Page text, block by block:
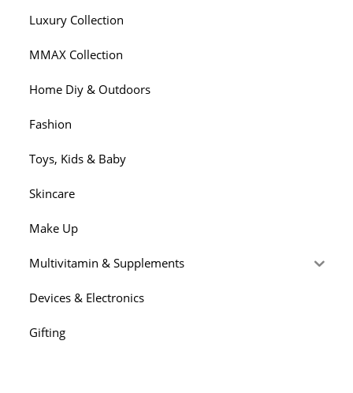
Luxury Collection
MMAX Collection
Home Diy & Outdoors
Fashion
Toys, Kids & Baby
Skincare
Make Up
Multivitamin & Supplements
Devices & Electronics
Gifting